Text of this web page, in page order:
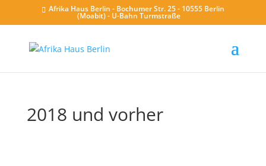
Afrika Haus Berlin - Bochumer Str. 25 - 10555 Berlin
(Moabit) - U-Bahn Turmstraße
2018 und vorher